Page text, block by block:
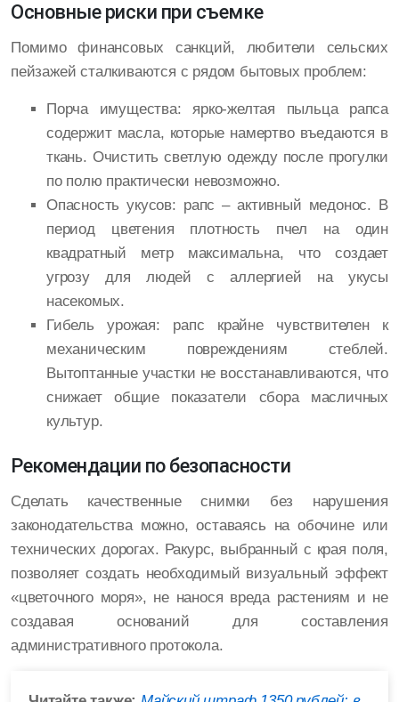
Основные риски при съемке
Помимо финансовых санкций, любители сельских
пейзажей сталкиваются с рядом бытовых проблем:
Порча имущества: ярко-желтая пыльца рапса
содержит масла, которые намертво въедаются в
ткань. Очистить светлую одежду после прогулки
по полю практически невозможно.
Опасность укусов: рапс – активный медонос. В
период цветения плотность пчел на один
квадратный метр максимальна, что создает
угрозу для людей с аллергией на укусы
насекомых.
Гибель урожая: рапс крайне чувствителен к
механическим повреждениям стеблей.
Вытоптанные участки не восстанавливаются, что
снижает общие показатели сбора масличных
культур.
Рекомендации по безопасности
Сделать качественные снимки без нарушения
законодательства можно, оставаясь на обочине или
технических дорогах. Ракурс, выбранный с края поля,
позволяет создать необходимый визуальный эффект
«цветочного моря», не нанося вреда растениям и не
создавая оснований для составления
административного протокола.